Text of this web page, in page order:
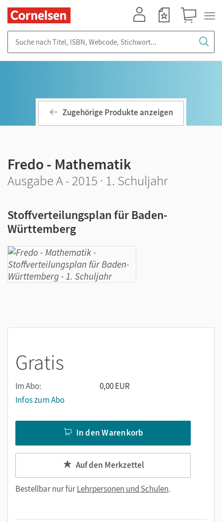
Zugehörige Produkte anzeigen
Fredo - Mathematik
Ausgabe A - 2015 · 1. Schuljahr
Stoffverteilungsplan für Baden-
Württemberg
Gratis
Im Abo:
0,00 EUR
Infos zum Abo
In den Warenkorb
Auf den Merkzettel
Bestellbar nur fürLehrpersonen und Schulen.